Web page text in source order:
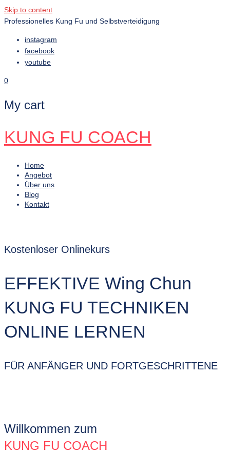
Skip to content
Professionelles Kung Fu und Selbstverteidigung
instagram
facebook
youtube
0
My cart
KUNG FU COACH
Home
Angebot
Über uns
Blog
Kontakt
Kostenloser Onlinekurs
EFFEKTIVE Wing Chun
KUNG FU TECHNIKEN
ONLINE LERNEN
FÜR ANFÄNGER UND FORTGESCHRITTENE
Willkommen zum
KUNG FU COACH